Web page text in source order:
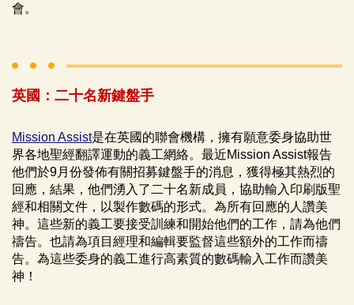
會。
英國：二十名新鍵盤手
Mission Assist是在英國的聯會機構，擁有願意委身協助世
界各地聖經翻譯運動的義工網絡。最近Mission Assist報告
他們於9月份發佈有關招募鍵盤手的消息，獲得極其熱烈的
回應，結果，他們湧入了二十名新成員，協助輸入印刷版聖
經和相關文件，以製作數碼的形式。為所有回應的人讚美
神。這些新的義工要接受訓練和開始他們的工作，請為他們
禱告。也請為項目經理和編輯要監督這些額外的工作而禱
告。為這些委身的義工進行高素質的數碼輸入工作而讚美
神！